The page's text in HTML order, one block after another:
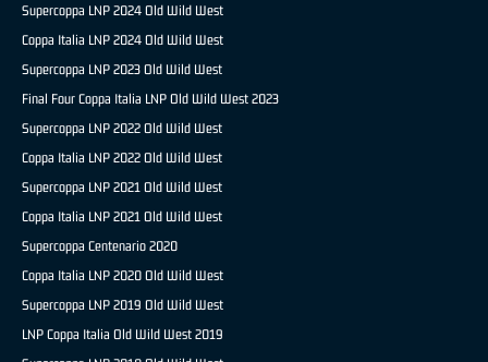
Supercoppa LNP 2024 Old Wild West
Coppa Italia LNP 2024 Old Wild West
Supercoppa LNP 2023 Old Wild West
Final Four Coppa Italia LNP Old Wild West 2023
Supercoppa LNP 2022 Old Wild West
Coppa Italia LNP 2022 Old Wild West
Supercoppa LNP 2021 Old Wild West
Coppa Italia LNP 2021 Old Wild West
Supercoppa Centenario 2020
Coppa Italia LNP 2020 Old Wild West
Supercoppa LNP 2019 Old Wild West
LNP Coppa Italia Old Wild West 2019